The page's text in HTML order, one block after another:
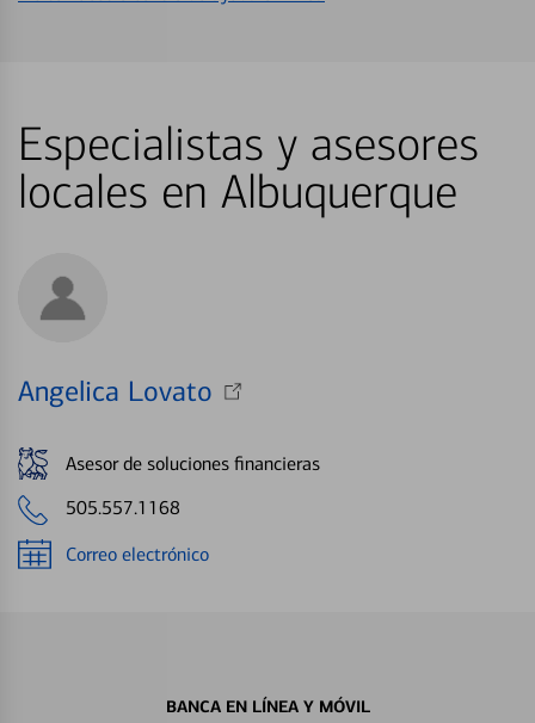
Especialistas y asesores
locales en Albuquerque
Angelica Lovato
Asesor de soluciones financieras
505.557.1168
Correo electrónico
BANCA EN LÍNEA Y MÓVIL